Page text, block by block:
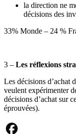
la direction ne
décisions des
33% Monde – 24 %
3 – Les réflexions
Les décisions d’achat
veulent expérimenter
décisions d’achat sur
éprouvées).